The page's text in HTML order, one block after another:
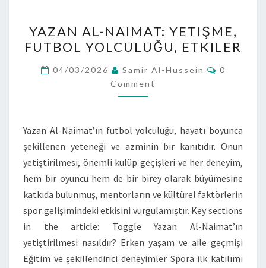
AL-
NAIMAT:
YETIŞME,
FUTBOL
YOLCULUĞU,
YAZAN AL-NAIMAT: YETIŞME,
FUTBOL YOLCULUĞU, ETKILER
04/03/2026 Samir Al-Hussein Comments
0
Comment
Yazan Al-Naimat’ın futbol yolculuğu, hayatı boyunca
şekillenen yeteneği ve azminin bir kanıtıdır. Onun
yetiştirilmesi, önemli kulüp geçişleri ve her deneyim,
hem bir oyuncu hem de bir birey olarak büyümesine
katkıda bulunmuş, mentorların ve kültürel faktörlerin
spor gelişimindeki etkisini vurgulamıştır. Key sections
in the article: Toggle Yazan Al-Naimat’ın
yetiştirilmesi nasıldır? Erken yaşam ve aile geçmişi
Eğitim ve şekillendirici deneyimler Spora ilk katılımı